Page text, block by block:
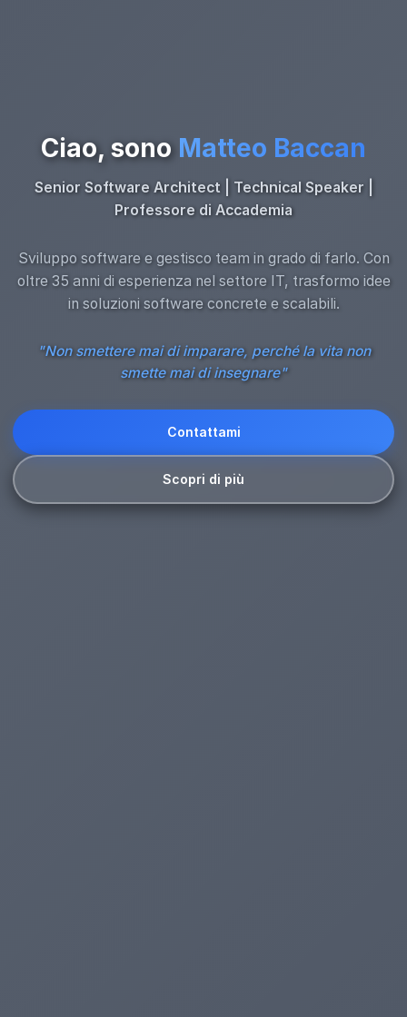
Ciao, sono Matteo Baccan
Senior Software Architect | Technical Speaker |
Professore di Accademia
Sviluppo software e gestisco team in grado di farlo. Con
oltre 35 anni di esperienza nel settore IT, trasformo idee
in soluzioni software concrete e scalabili.
"Non smettere mai di imparare, perché la vita non
smette mai di insegnare"
Contattami
Scopri di più